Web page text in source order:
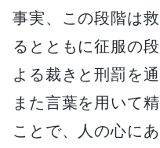
事実、この段階は
るとともに征服の
よる裁きと刑罰を
また言葉を用いて
ことで、人の心に